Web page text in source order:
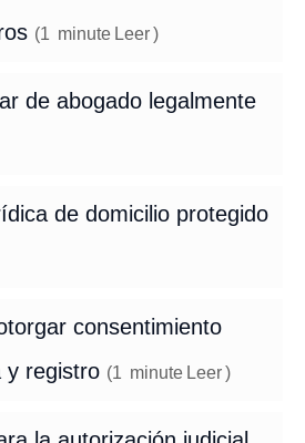
(1 minute Leer)
de abogado legalmente
de domicilio protegido
consentimiento
y registro (1 minute Leer)